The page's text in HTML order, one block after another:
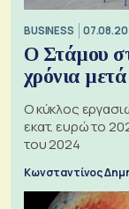
BUSINESS
Ο Στάμου
χρόνια μετά
Ο κύκλος
εκατ. ευρώ το
του 2024
Κωνσταντίνος